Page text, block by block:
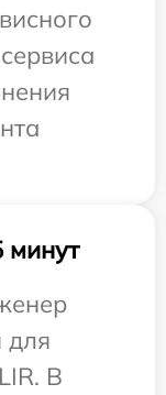
минут
для
В